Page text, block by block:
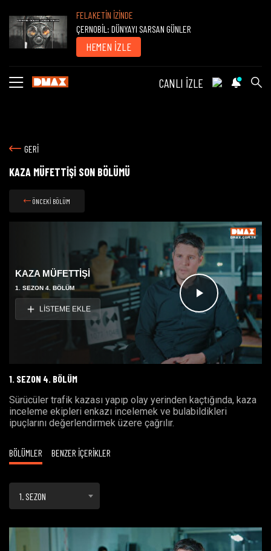
FELAKETİN İZİNDE
ÇERNOBİL: DÜNYAYI SARSAN GÜNLER
HEMEN İZLE
CANLI İZLE
GERİ
KAZA MÜFETTİŞİ SON BÖLÜMÜ
ÖNCEKİ BÖLÜM
Videoyu
Oynat
KAZA MÜFETTİŞİ
1. SEZON 4. BÖLÜM
LİSTEME EKLE
1. SEZON 4. BÖLÜM
Sürücüler trafik kazası yapıp olay yerinden kaçtığında, kaza
inceleme ekipleri enkazı incelemek ve bulabildikleri
ipuçlarını değerlendirmek üzere çağrılır.
BÖLÜMLER BENZER İÇERİKLER
1. SEZON